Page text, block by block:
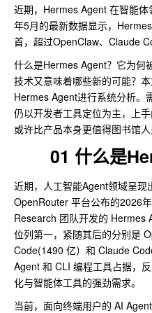
近期，Hermes Agent 在智能
年5月的最新数据显示，
首，超过OpenClaw、Claude
什么是Hermes Agent？它为何
技术又意味着哪些新的可能？
Hermes Agent进行系统分析。
仍以开发者工具定位为主，上
或许比产品本身更值得图书馆人
01 什么是
近期，人工智能Agent领域呈现
OpenRouter 平台公布的2026
Research 团队开发的 Hermes
位列第一，紧随其后的分别是
Code(1490 亿）和 Claude
Agent 和 CLI 编程工具占据，
化与智能体工具的强劲需求。
当前，面向终端用户的 AI